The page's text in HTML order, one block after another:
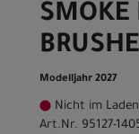
SMOKE
Modelljahr 2027
Nicht im
Art.Nr. 95127-